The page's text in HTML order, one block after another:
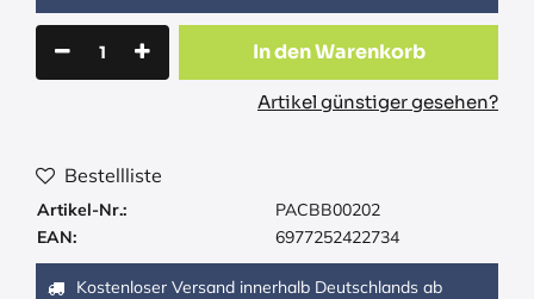
In den Warenkorb
Artikel günstiger gesehen?
Bestellliste
Artikel-Nr.:
PACBB00202
EAN:
6977252422734
Kostenloser Versand innerhalb Deutschlands ab